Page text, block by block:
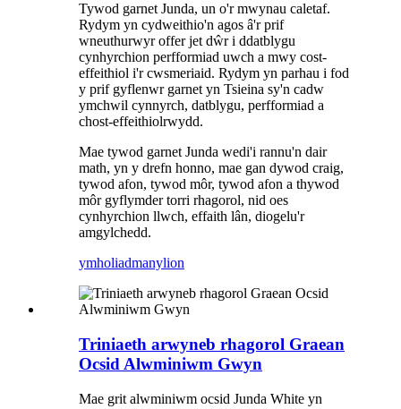
Tywod garnet Junda, un o'r mwynau caletaf.
Rydym yn cydweithio'n agos â'r prif
wneuthurwyr offer jet dŵr i ddatblygu
cynhyrchion perfformiad uwch a mwy cost-
effeithiol i'r cwsmeriaid. Rydym yn parhau i fod
y prif gyflenwr garnet yn Tsieina sy'n cadw
ymchwil cynnyrch, datblygu, perfformiad a
chost-effeithiolrwydd.
Mae tywod garnet Junda wedi'i rannu'n dair
math, yn y drefn honno, mae gan dywod craig,
tywod afon, tywod môr, tywod afon a thywod
môr gyflymder torri rhagorol, nid oes
cynhyrchion llwch, effaith lân, diogelu'r
amgylchedd.
ymholiadmanylion
Triniaeth arwyneb rhagorol Graean
Ocsid Alwminiwm Gwyn
Mae grit alwminiwm ocsid Junda White yn